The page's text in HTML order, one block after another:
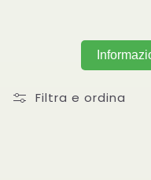
l
Filtra e ordina